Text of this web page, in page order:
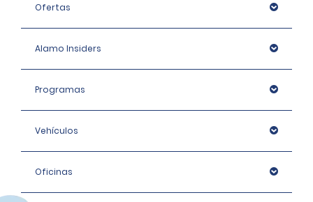
Ofertas
Alamo Insiders
Programas
Vehículos
Oficinas